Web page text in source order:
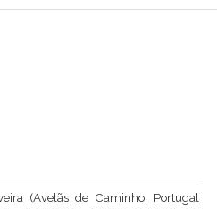
(Avelãs de Caminho, Portugal